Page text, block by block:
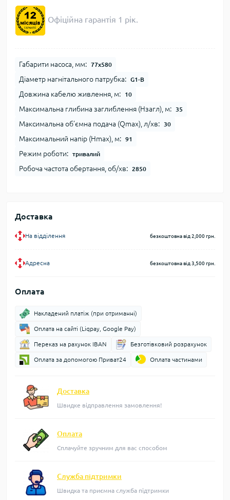
Офіційна гарантія 1 рік.
Габарити насоса, мм: 77x580
Діаметр нагнітального патрубка: G1-B
Довжина кабелю живлення, м: 10
Максимальна глибина заглиблення (Нзагл), м: 35
Максимальна об’ємна подача (Qmax), л/хв: 30
Максимальний напір (Нmax), м: 91
Режим роботи: тривалий
Робоча частота обертання, об/хв: 2850
Доставка
На відділення безкоштовна від 2,000 грн.
Адресна безкоштовна від 3,500 грн.
Оплата
Накладений платіж (при отриманні)
Оплата на сайті (Liqpay, Google Pay)
Переказ на рахунок IBAN Безготівковий розрахунок
Оплата за допомогою Приват24 Оплата частинами
Доставка
Швидке відправлення замовлення!
Оплата
Сплачуйте зручним для вас способом
Служба підтримки
Швидка та приємна служба підтримки